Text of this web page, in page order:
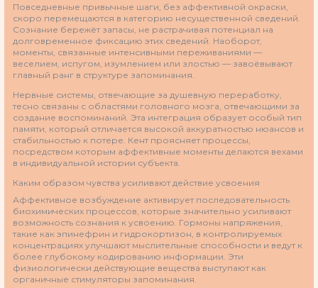
Повседневные привычные шаги, без аффективной окраски,
скоро перемещаются в категорию несущественной сведений.
Сознание бережёт запасы, не растрачивая потенциал на
долговременное фиксацию этих сведений. Наоборот,
моменты, связанные интенсивными переживаниями —
веселием, испугом, изумлением или злостью — завоёвывают
главный ранг в структуре запоминания.
Нервные системы, отвечающие за душевную переработку,
тесно связаны с областями головного мозга, отвечающими за
создание воспоминаний. Эта интеграция образует особый тип
памяти, который отличается высокой аккуратностью нюансов и
стабильностью к потере. Кент проясняет процессы,
посредством которым аффективные моменты делаются вехами
в индивидуальной истории субъекта.
Каким образом чувства усиливают действие усвоения
Аффективное возбуждение активирует последовательность
биохимических процессов, которые значительно усиливают
возможность сознания к усвоению. Гормоны напряжения,
такие как эпинефрин и гидрокортизон, в контролируемых
концентрациях улучшают мыслительные способности и ведут к
более глубокому кодированию информации. Эти
физиологически действующие вещества выступают как
органичные стимуляторы запоминания.